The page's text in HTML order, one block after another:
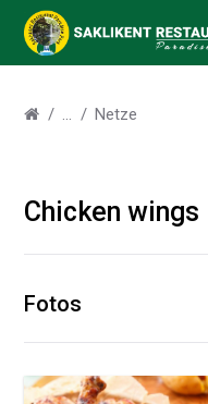
Netze
Chicken wings
Fotos